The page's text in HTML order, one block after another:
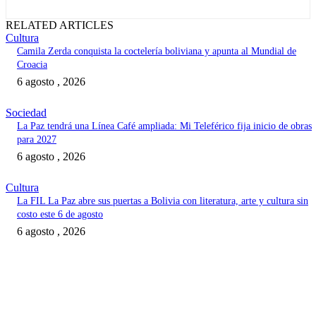
RELATED ARTICLES
Cultura
Camila Zerda conquista la coctelería boliviana y apunta al Mundial de
Croacia
6 agosto , 2026
Sociedad
La Paz tendrá una Línea Café ampliada: Mi Teleférico fija inicio de obras
para 2027
6 agosto , 2026
Cultura
La FIL La Paz abre sus puertas a Bolivia con literatura, arte y cultura sin
costo este 6 de agosto
6 agosto , 2026